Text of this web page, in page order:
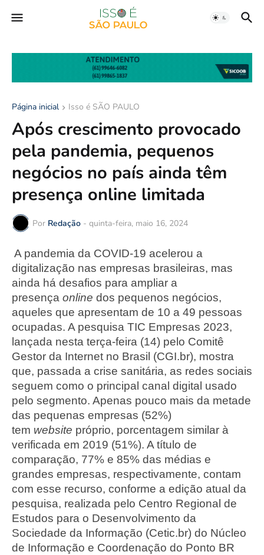
Página inicial Isso é SÃO PAULO
Após crescimento provocado
pela pandemia, pequenos
negócios no país ainda têm
presença online limitada
Por Redação - quinta-feira, maio 16, 2024
A pandemia da COVID-19 acelerou a
digitalização nas empresas brasileiras, mas
ainda há desafios para ampliar a
presença online dos pequenos negócios,
aqueles que apresentam de 10 a 49 pessoas
ocupadas. A pesquisa TIC Empresas 2023,
lançada nesta terça-feira (14) pelo Comitê
Gestor da Internet no Brasil (CGI.br), mostra
que, passada a crise sanitária, as redes sociais
seguem como o principal canal digital usado
pelo segmento. Apenas pouco mais da metade
das pequenas empresas (52%)
tem website próprio, porcentagem similar à
verificada em 2019 (51%). A título de
comparação, 77% e 85% das médias e
grandes empresas, respectivamente, contam
com esse recurso, conforme a edição atual da
pesquisa, realizada pelo Centro Regional de
Estudos para o Desenvolvimento da
Sociedade da Informação (Cetic.br) do Núcleo
de Informação e Coordenação do Ponto BR